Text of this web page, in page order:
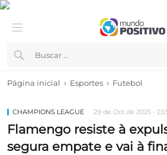
Página inicial › Esportes › Futebol
CHAMPIONS LEAGUE 29 de Oct de 2025 -
Flamengo resiste à
segura empate e vai à